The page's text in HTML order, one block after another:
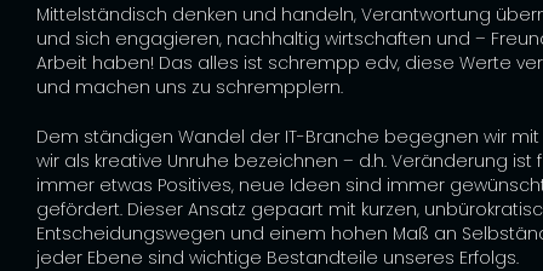
Mittelständisch denken und handeln, Verantwortung
und sich engagieren, nachhaltig wirtschaften und –
Arbeit haben! Das alles ist schrempp edv, diese Werte
und machen uns zu schrempplern.
Dem ständigen Wandel der IT-Branche begegnen wir
wir als kreative Unruhe bezeichnen – d.h. Veränderung ist
immer etwas Positives, neue Ideen sind immer
gefördert. Dieser Ansatz gepaart mit kurzen,
Entscheidungswegen und einem hohen Maß an
jeder Ebene sind wichtige Bestandteile unseres Erfolgs.